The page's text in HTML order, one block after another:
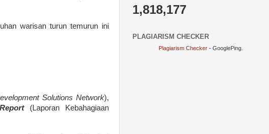
warisan turun temurun ini
Solutions Network),
(Laporan Kebahagiaan
1,818,177
PLAGIARISM CHECKER
Plagiarism Checker- GooglePing.